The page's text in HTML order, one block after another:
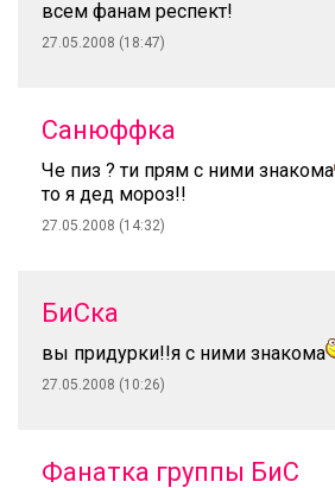
всем фанам респект!
27.05.2008 (18:47)
Санюффка
Че пиз ? ти прям с ними знакома
то я дед мороз!!
27.05.2008 (14:32)
БиСка
вы придурки!!я с ними знакома
27.05.2008 (10:26)
Фанатка группы БиС